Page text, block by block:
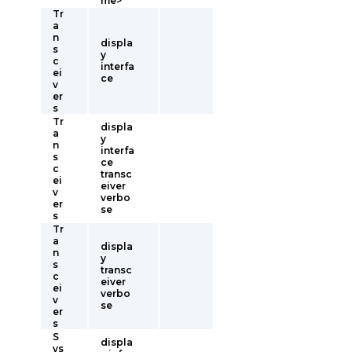
Tr
a
n
s
c
ei
v
er
s
displa
y
interfa
ce
Tr
a
n
s
c
ei
v
er
s
displa
y
interfa
ce
transc
eiver
verbo
se
Tr
a
n
s
c
ei
v
er
s
displa
y
transc
eiver
verbo
se
S
ys
displa